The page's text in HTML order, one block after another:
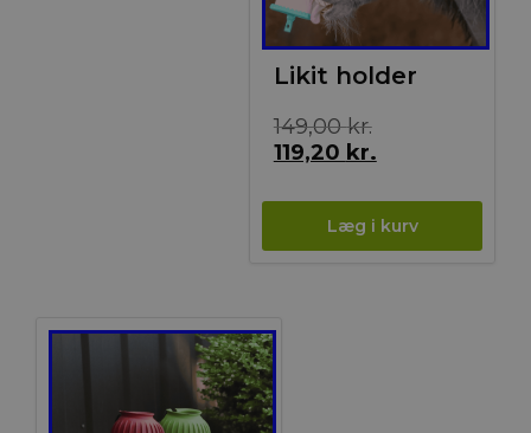
Likit holder
149,00kr.Den
oprindelige
var:
149,00 kr..
119,20 kr.Den
pris
er:
119,20 kr..